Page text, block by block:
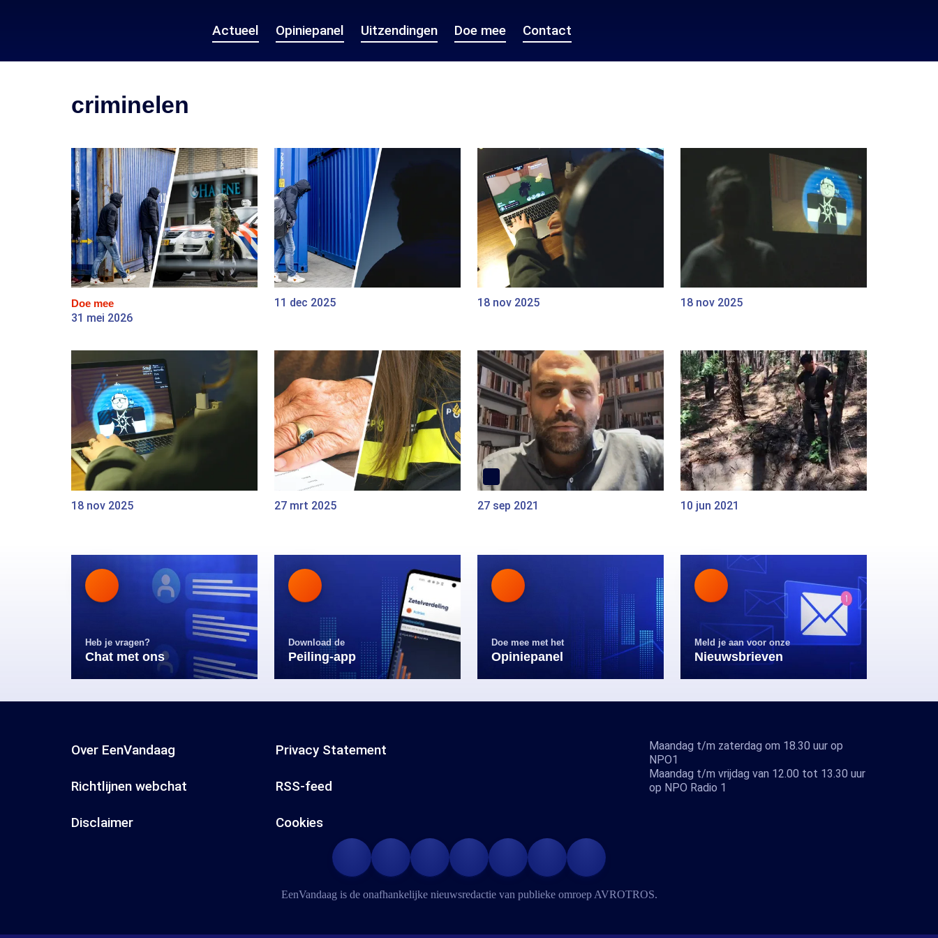
Actueel Opiniepanel Uitzendingen Doe mee Contact
criminelen
Doe mee
31 mei 2026
11 dec 2025 18 nov 2025 18 nov 2025
18 nov 2025 27 mrt 2025 27 sep 2021 10 jun 2021
Heb je vragen?
Chat met ons
Download de
Peiling-app
Doe mee met het
Opiniepanel
Meld je aan voor onze
Nieuwsbrieven
Over EenVandaag Privacy Statement
Richtlijnen webchat RSS-feed
Disclaimer Cookies
Maandag t/m zaterdag om 18.30 uur op
NPO1
Maandag t/m vrijdag van 12.00 tot 13.30 uur
op NPO Radio 1
EenVandaag is de onafhankelijke nieuwsredactie van publieke omroep AVROTROS.